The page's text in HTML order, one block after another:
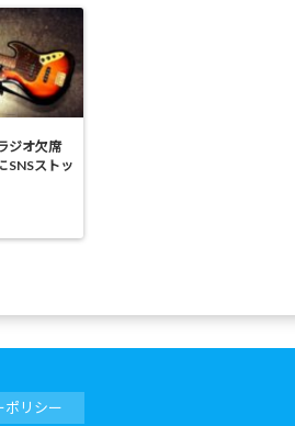
ジオ欠席
SNSストッ
ポリシー